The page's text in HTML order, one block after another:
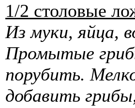
1/2 столовые
Из муки, яйца,
Промытые
порубить.
добавить